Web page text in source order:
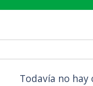
Todavía no